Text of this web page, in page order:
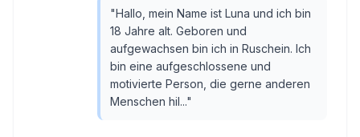
"Hallo, mein Name ist Luna und ich bin
18 Jahre alt. Geboren und
aufgewachsen bin ich in Ruschein. Ich
bin eine aufgeschlossene und
motivierte Person, die gerne anderen
Menschen hil..."